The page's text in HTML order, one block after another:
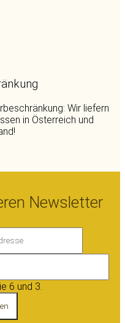
Wir liefern
in Österreich und
Newsletter
6 und 3.